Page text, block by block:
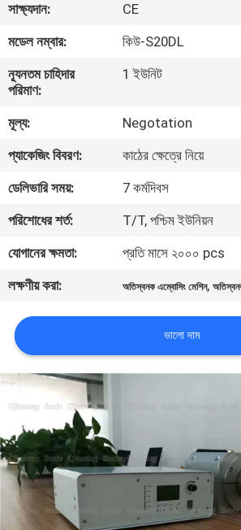
কারখানা
পরিদর্শন
নিয়ন্ত্রণ
আমাদের
সাথে
যোগাযোগ
করুন
খবর
মামলা
একটি
উদ্ধৃতি
অনুরোধ
করুন
সাক্ষ্যদান:
CE
মডেল নম্বার:
কিউ-S20DL
ন্যূনতম চাহিদার
পরিমাণ:
1 ইউনিট
মূল্য:
Negotation
প্যাকেজিং বিবরণ:
কাঠের ক্ষেত্রে নিয়ে
ডেলিভারি সময়:
7 কর্মদিবস
পরিশোধের শর্ত:
T/T, পশ্চিম ইউনিয়ন
যোগানের ক্ষমতা:
প্রতি মাসে ২০০০ pcs
লক্ষণীয় করা:
অতিস্বনক এম্বোসিং মেশিন,
ভালো দাম